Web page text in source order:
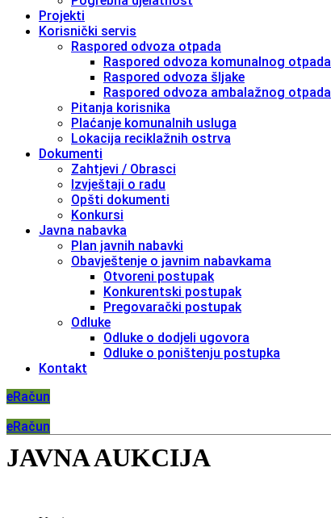
Projekti
Korisnički servis
Raspored odvoza otpada
Raspored odvoza komunalnog otpada
Raspored odvoza šljake
Raspored odvoza ambalažnog otpada
Pitanja korisnika
Plaćanje komunalnih usluga
Lokacija reciklažnih ostrva
Dokumenti
Zahtjevi / Obrasci
Izvještaji o radu
Opšti dokumenti
Konkursi
Javna nabavka
Plan javnih nabavki
Obavještenje o javnim nabavkama
Otvoreni postupak
Konkurentski postupak
Pregovarački postupak
Odluke
Odluke o dodjeli ugovora
Odluke o poništenju postupka
Kontakt
eRačun
eRačun
JAVNA AUKCIJA